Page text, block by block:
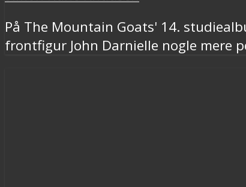
På The Mountain Goats' 14.
frontfigur John Darnielle nogle mere